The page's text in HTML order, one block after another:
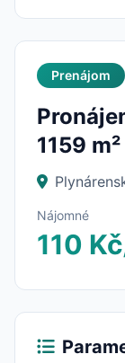
Prenájom
1159
Nájomné
110